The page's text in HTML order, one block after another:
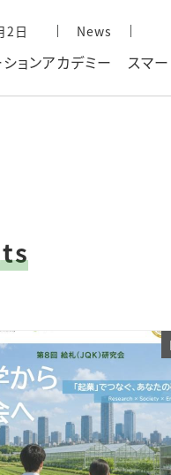
2日 News
ションアカデミー スマ